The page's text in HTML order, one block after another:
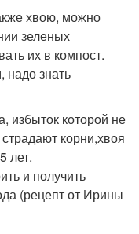
хвою, можно
зеленых
их в компост.
надо знать
избыток которой не
корни,хвоя
лет.
и получить
(рецепт от Ирины